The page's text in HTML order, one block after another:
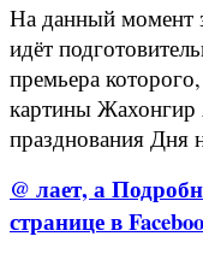
На данный момент
идёт
премьера
картины
празднования Дня
@ лает, а
странице в